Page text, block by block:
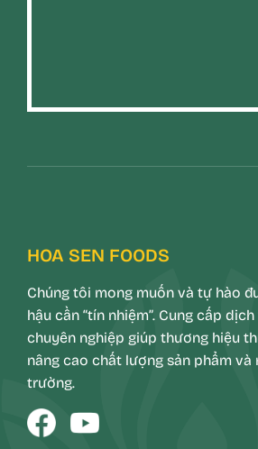
HOA SEN FOODS
Chúng tôi mong muốn và tự hào
hậu cần “tín nhiệm”. Cung cấp
chuyên nghiệp giúp thương hiệu
nâng cao chất lượng sản phẩm và
trường.